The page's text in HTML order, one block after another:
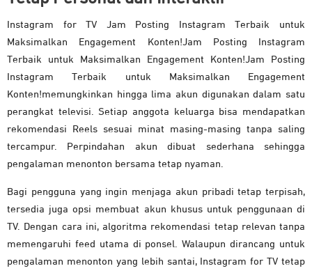
Instagram for TV Jam Posting Instagram Terbaik untuk
Maksimalkan Engagement Konten!Jam Posting Instagram
Terbaik untuk Maksimalkan Engagement Konten!Jam Posting
Instagram Terbaik untuk Maksimalkan Engagement
Konten!memungkinkan hingga lima akun digunakan dalam satu
perangkat televisi. Setiap anggota keluarga bisa mendapatkan
rekomendasi Reels sesuai minat masing-masing tanpa saling
tercampur. Perpindahan akun dibuat sederhana sehingga
pengalaman menonton bersama tetap nyaman.
Bagi pengguna yang ingin menjaga akun pribadi tetap terpisah,
tersedia juga opsi membuat akun khusus untuk penggunaan di
TV. Dengan cara ini, algoritma rekomendasi tetap relevan tanpa
memengaruhi feed utama di ponsel. Walaupun dirancang untuk
pengalaman menonton yang lebih santai, Instagram for TV tetap